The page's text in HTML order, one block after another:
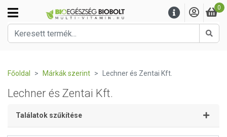
0
Főoldal Márkák szerint Lechner és Zentai Kft.
Lechner és Zentai Kft.
Találatok szűkítése